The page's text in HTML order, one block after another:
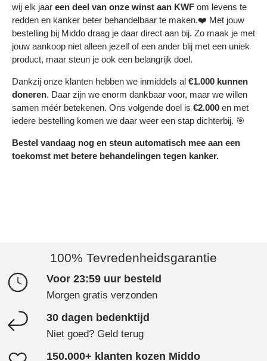
wij elk jaar een deel van onze winst aan KWF om levens te
redden en kanker beter behandelbaar te maken.❤️ Met jouw
bestelling bij Middo draag je daar direct aan bij. Zo maak je met
jouw aankoop niet alleen jezelf of een ander blij met een uniek
product, maar steun je ook een belangrijk doel.
Dankzij onze klanten hebben we inmiddels al €1.000 kunnen
doneren. Daar zijn we enorm dankbaar voor, maar we willen
samen méér betekenen. Ons volgende doel is €2.000 en met
iedere bestelling komen we daar weer een stap dichterbij. 🎯
Bestel vandaag nog en steun automatisch mee aan een
toekomst met betere behandelingen tegen kanker.
100% Tevredenheidsgarantie
Voor 23:59 uur besteld
Morgen gratis verzonden
30 dagen bedenktijd
Niet goed? Geld terug
150.000+ klanten kozen Middo